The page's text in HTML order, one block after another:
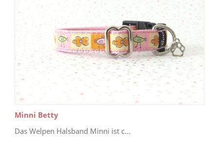
Minni Betty
Das Welpen Halsband Minni ist c...